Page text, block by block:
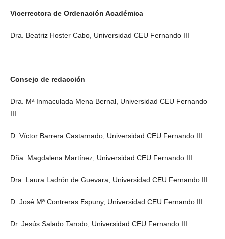
Vicerrectora de Ordenación Académica
Dra. Beatriz Hoster Cabo, Universidad CEU Fernando III
Consejo de redacción
Dra. Mª Inmaculada Mena Bernal, Universidad CEU Fernando
III
D. Víctor Barrera Castarnado, Universidad CEU Fernando III
Dña. Magdalena Martínez, Universidad CEU Fernando III
Dra. Laura Ladrón de Guevara, Universidad CEU Fernando III
D. José Mª Contreras Espuny, Universidad CEU Fernando III
Dr. Jesús Salado Tarodo, Universidad CEU Fernando III